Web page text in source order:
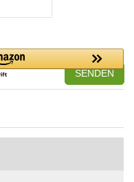
SENDEN